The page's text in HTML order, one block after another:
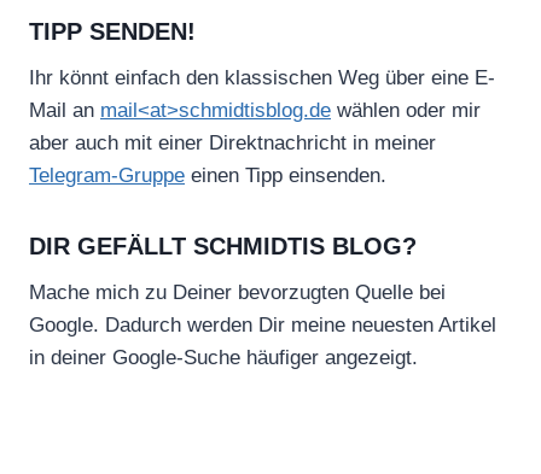
TIPP SENDEN!
Ihr könnt einfach den klassischen Weg über eine E-
Mail an mail<at>schmidtisblog.de wählen oder mir
aber auch mit einer Direktnachricht in meiner
Telegram-Gruppe einen Tipp einsenden.
DIR GEFÄLLT SCHMIDTIS BLOG?
Mache mich zu Deiner bevorzugten Quelle bei
Google. Dadurch werden Dir meine neuesten Artikel
in deiner Google-Suche häufiger angezeigt.